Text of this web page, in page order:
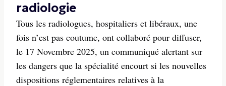
radiologie
Tous les radiologues, hospitaliers et libéraux, une
fois n’est pas coutume, ont collaboré pour diffuser,
le 17 Novembre 2025, un communiqué alertant sur
les dangers que la spécialité encourt si les nouvelles
dispositions réglementaires relatives à la